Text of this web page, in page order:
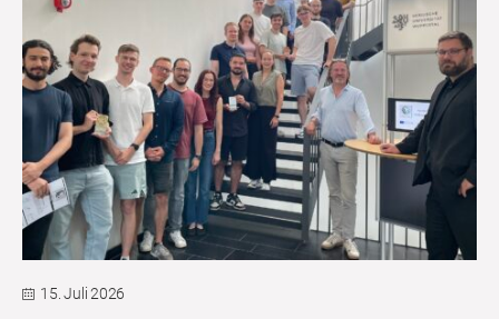
15. Juli 2026